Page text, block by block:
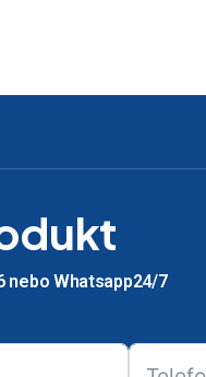
nebo Whatsapp24/7